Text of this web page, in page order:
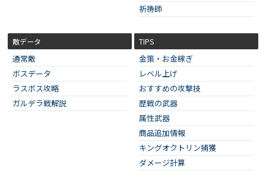
祈祷師
敵データ
通常敵
ボスデータ
ラスボス攻略
ガルデラ戦解説
TIPS
金策・お金稼ぎ
レベル上げ
おすすめの攻撃技
歴戦の武器
属性武器
商品追加情報
キングオクトリン捕獲
ダメージ計算